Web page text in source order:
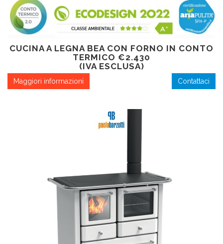
CUCINA A LEGNA BEA CON FORNO IN CONTO
TERMICO €2.430
(IVA ESCLUSA)
Maggiori informazioni Contattaci